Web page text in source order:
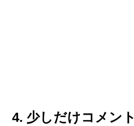
4. 少しだけコメント